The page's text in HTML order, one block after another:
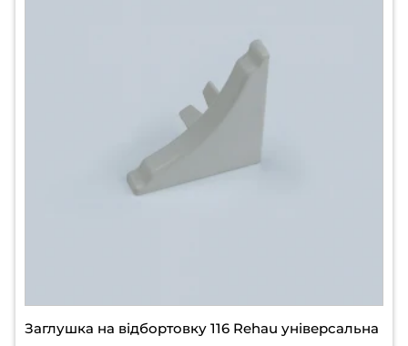
Заглушка на відбортовку 116 Rehau універсальна